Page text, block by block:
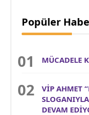
Popüler
MÜCADELE
VİP AHMET
DEVAM